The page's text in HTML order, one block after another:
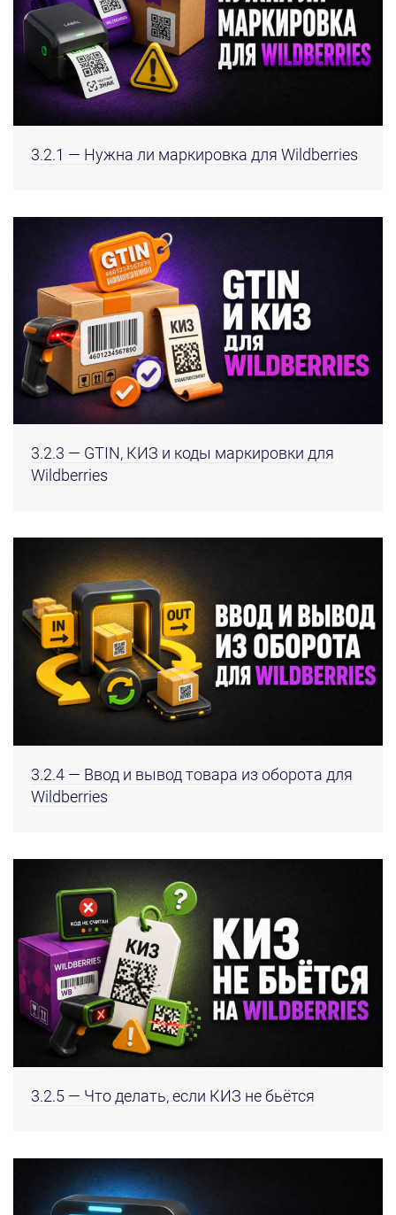
3.2.1 — Нужна ли маркировка для Wildberries
3.2.3 — GTIN, КИЗ и коды маркировки для
Wildberries
3.2.4 — Ввод и вывод товара из оборота для
Wildberries
3.2.5 — Что делать, если КИЗ не бьётся